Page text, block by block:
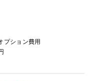
プション費用